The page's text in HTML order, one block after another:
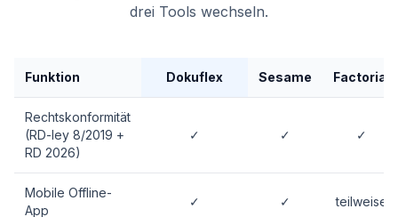
drei Tools wechseln.
Funktion Dokuflex Sesame Factorial
Rechtskonformität
(RD-ley 8/2019 +
RD 2026)
✓ ✓ ✓
Mobile Offline-
App
✓ ✓ teilweise